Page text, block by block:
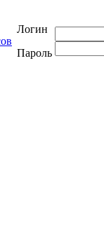
Логин
Пароль